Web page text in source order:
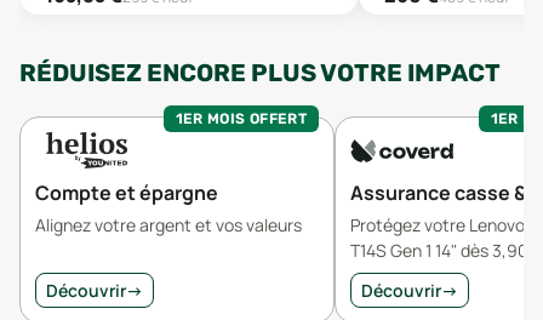
RÉDUISEZ ENCORE PLUS VOTRE IMPACT
1ER MOIS OFFERT
Compte et épargne
Alignez votre argent et vos valeurs
Découvrir→
1ER
Assurance casse &
Protégez votre Lenovo
T14S Gen 1 14" dès
Découvrir→